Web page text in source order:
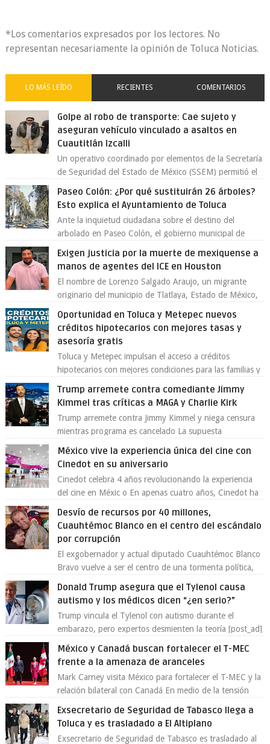
*Los comentarios expresados por los lectores. No
representan necesariamente la opinión de Toluca Noticias.
LO MÁS LEÍDO RECIENTES COMENTARIOS
Golpe al robo de transporte: Cae sujeto y
aseguran vehículo vinculado a asaltos en
Cuautitlán Izcalli
Un operativo coordinado por elementos de la Secretaría
de Seguridad del Estado de México (SSEM) permitió el
Paseo Colón: ¿Por qué sustituirán 26 árboles?
Esto explica el Ayuntamiento de Toluca
Ante la inquietud ciudadana sobre el destino del
arbolado en Paseo Colón, el gobierno municipal de
Exigen justicia por la muerte de mexiquense a
manos de agentes del ICE en Houston
El nombre de Lorenzo Salgado Araujo, un migrante
originario del municipio de Tlatlaya, Estado de México,
Oportunidad en Toluca y Metepec nuevos
créditos hipotecarios con mejores tasas y
asesoría gratis
Toluca y Metepec impulsan el acceso a créditos
hipotecarios con mejores condiciones para las familias y
Trump arremete contra comediante Jimmy
Kimmel tras críticas a MAGA y Charlie Kirk
Trump arremete contra Jimmy Kimmel y niega censura
mientras programa es cancelado La supuesta
México vive la experiencia única del cine con
Cinedot en su aniversario
Cinedot celebra 4 años revolucionando la experiencia
del cine en Méxic o En apenas cuatro años, Cinedot ha
demostrado que es posible reinve...
Desvío de recursos por 40 millones,
Cuauhtémoc Blanco en el centro del escándalo
por corrupción
El exgobernador y actual diputado Cuauhtémoc Blanco
Bravo vuelve a ser el centro de una tormenta política,
Donald Trump asegura que el Tylenol causa
autismo y los médicos dicen “¿en serio?”
Trump vincula el Tylenol con autismo durante el
embarazo, pero expertos desmienten la teoría [post_ad]
México y Canadá buscan fortalecer el T-MEC
frente a la amenaza de aranceles
Mark Carney visita México para fortalecer el T-MEC y la
relación bilateral con Canadá En medio de la tensión
Exsecretario de Seguridad de Tabasco llega a
Toluca y es trasladado a El Altiplano
Exsecretario de Seguridad de Tabasco es trasladado al